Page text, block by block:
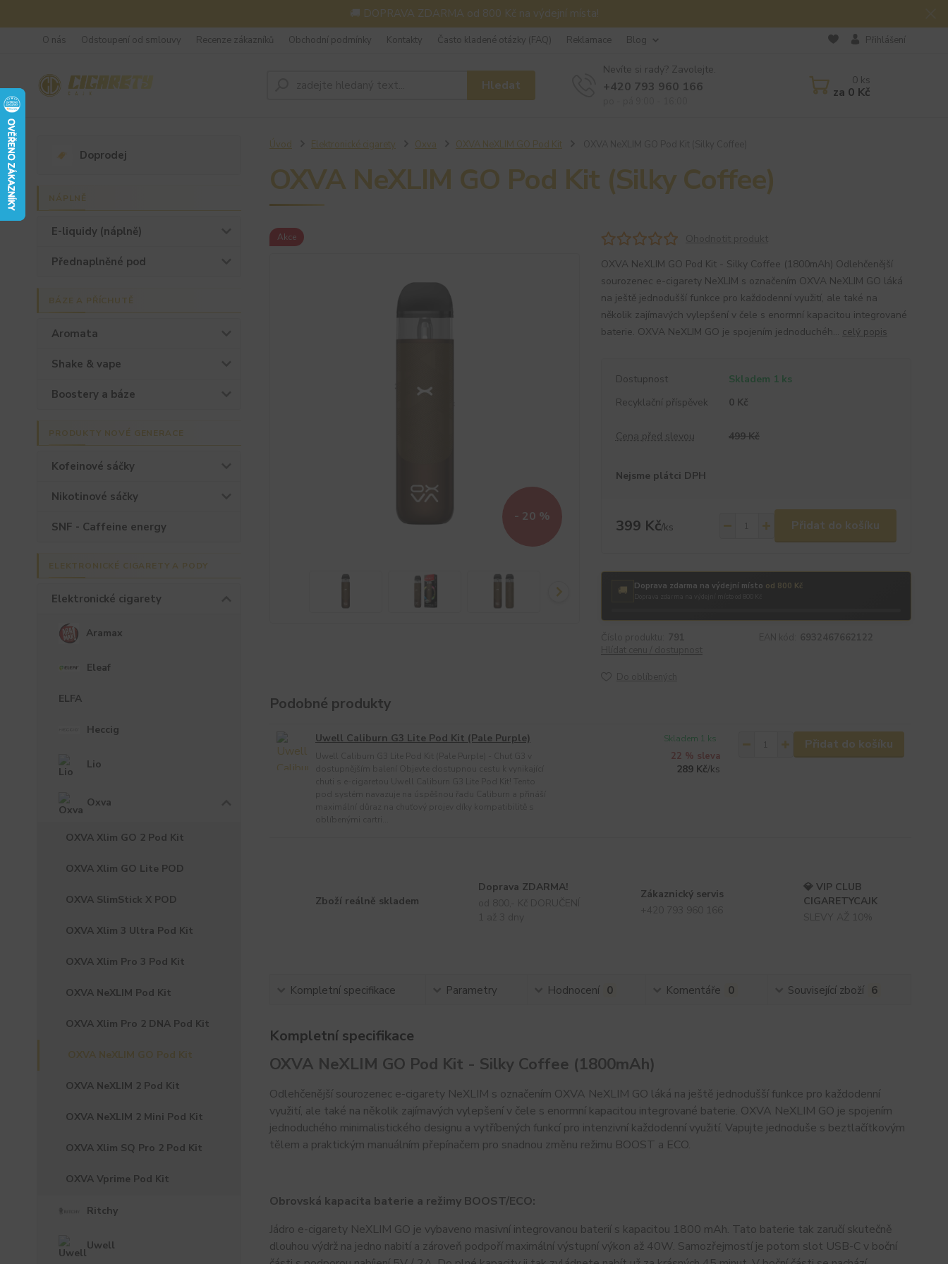
🚚 DOPRAVA ZDARMA od 800 Kč na výdejní místa!
O nás Odstoupení od smlouvy Recenze zákazníků Obchodní podmínky Kontakty Často kladené otázky (FAQ) Reklamace Blog Přihlášení
Hledat
Nevíte si rady? Zavolejte.
+420 793 960 166 0 ks
za 0 Kč
Doprodej
NÁPLNĚ
E-liquidy (náplně)
Přednaplněné pod
BÁZE A PŘÍCHUTĚ
Aromata
Shake & vape
Boostery a báze
PRODUKTY NOVÉ GENERACE
Kofeinové sáčky
Nikotinové sáčky
SNF - Caffeine energy
ELEKTRONICKÉ CIGARETY A PODY
Elektronické cigarety
Aramax
Eleaf
ELFA
Heccig
Lio
Oxva
OXVA Xlim GO 2 Pod Kit
OXVA Xlim GO Lite POD
OXVA SlimStick X POD
OXVA Xlim 3 Ultra Pod Kit
OXVA Xlim Pro 3 Pod Kit
OXVA NeXLIM Pod Kit
OXVA Xlim Pro 2 DNA Pod Kit
OXVA NeXLIM GO Pod Kit
OXVA NeXLIM 2 Pod Kit
OXVA NeXLIM 2 Mini Pod Kit
OXVA Xlim SQ Pro 2 Pod Kit
OXVA Vprime Pod Kit
Ritchy
Uwell
Úvod Elektronické cigarety Oxva OXVA NeXLIM GO Pod Kit
OXVA NeXLIM GO Pod Kit (Silky Coffee)
Akce
- 20 %
OXVA NeXLIM GO Pod Kit - Silky Coffee (1800mAh) Odlehčenější
sourozenec e-cigarety NeXLIM s označením OXVA NeXLIM GO láká
na ještě jednodušší funkce pro každodenní využití, ale také na
několik zajímavých vylepšení v čele s enormní kapacitou integrované
baterie. OXVA NeXLIM GO je spojením jednoduchéh... celý popis
Dostupnost
Skladem 1 ks
Recyklační příspěvek
0 Kč
Cena před slevou 499 Kč
Nejsme plátci DPH
399 Kč/ks Přidat do košíku
🚚 Doprava zdarma na výdejní místo od 800 Kč
Podobné produkty
Uwell Caliburn G3 Lite Pod Kit (Pale Purple)
22 % sleva
289 Kč/ks
Skladem 1 ks Přidat do košíku
Zboží reálně skladem
Doprava ZDARMA!
Zákaznický servis
💎 VIP CLUB
CIGARETYCAJK
Kompletní specifikace Parametry Hodnocení 0 Komentáře 0 Související zboží 6
Kompletní specifikace
OXVA NeXLIM GO Pod Kit - Silky Coffee (1800mAh)
Odlehčenější sourozenec e-cigarety NeXLIM s označením OXVA NeXLIM GO láká na ještě jednodušší funkce pro každodenní
využití, ale také na několik zajímavých vylepšení v čele s enormní kapacitou integrované baterie. OXVA NeXLIM GO je spojením
jednoduchého minimalistického designu a vytříbených funkcí pro intenzivní každodenní využití. Vapujte jednoduše s beztlačítkovým
tělem a praktickým manuálním přepínačem pro snadnou změnu režimu BOOST a ECO.
Obrovská kapacita baterie a režimy BOOST/ECO:
Jádro e-cigarety NeXLIM GO je vybaveno masivní integrovanou baterií s kapacitou 1800 mAh. Tato baterie tak zaručí skutečně
dlouhou výdrž na jedno nabití a zároveň podpoří maximální výstupní výkon až 40W. Samozřejmostí je potom slot USB-C v boční